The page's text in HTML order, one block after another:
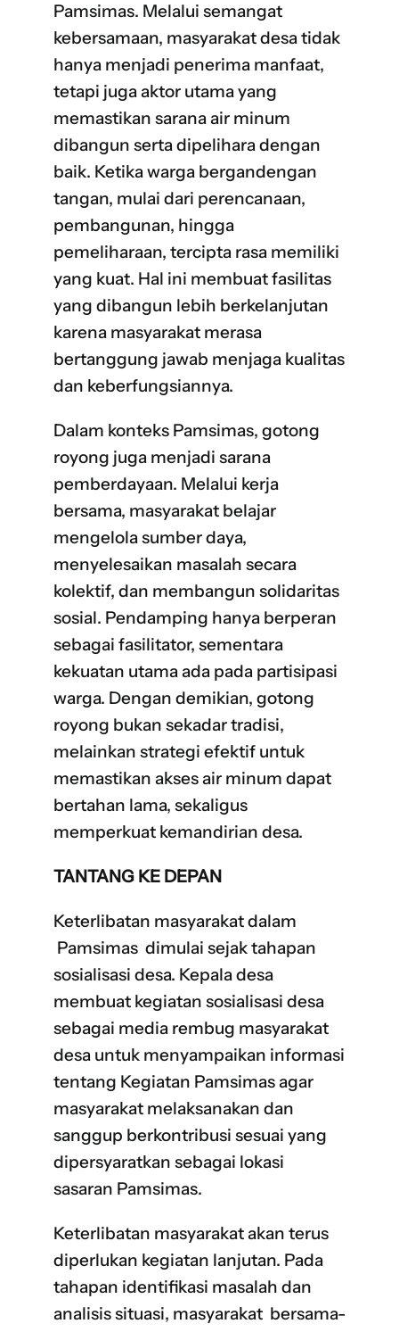
Pamsimas. Melalui semangat
kebersamaan, masyarakat desa tidak
hanya menjadi penerima manfaat,
tetapi juga aktor utama yang
memastikan sarana air minum
dibangun serta dipelihara dengan
baik. Ketika warga bergandengan
tangan, mulai dari perencanaan,
pembangunan, hingga
pemeliharaan, tercipta rasa memiliki
yang kuat. Hal ini membuat fasilitas
yang dibangun lebih berkelanjutan
karena masyarakat merasa
bertanggung jawab menjaga kualitas
dan keberfungsiannya.
Dalam konteks Pamsimas, gotong
royong juga menjadi sarana
pemberdayaan. Melalui kerja
bersama, masyarakat belajar
mengelola sumber daya,
menyelesaikan masalah secara
kolektif, dan membangun solidaritas
sosial. Pendamping hanya berperan
sebagai fasilitator, sementara
kekuatan utama ada pada partisipasi
warga. Dengan demikian, gotong
royong bukan sekadar tradisi,
melainkan strategi efektif untuk
memastikan akses air minum dapat
bertahan lama, sekaligus
memperkuat kemandirian desa.
TANTANG KE DEPAN
Keterlibatan masyarakat dalam
Pamsimas dimulai sejak tahapan
sosialisasi desa. Kepala desa
membuat kegiatan sosialisasi desa
sebagai media rembug masyarakat
desa untuk menyampaikan informasi
tentang Kegiatan Pamsimas agar
masyarakat melaksanakan dan
sanggup berkontribusi sesuai yang
dipersyaratkan sebagai lokasi
sasaran Pamsimas.
Keterlibatan masyarakat akan terus
diperlukan kegiatan lanjutan. Pada
tahapan identifikasi masalah dan
analisis situasi, masyarakat bersama-